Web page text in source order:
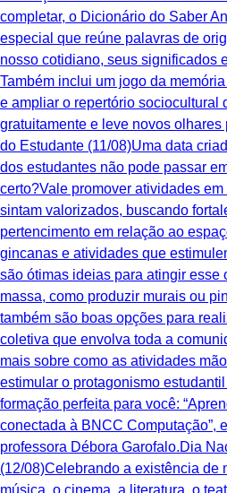
completar, o Dicionário do Saber
especial que reúne palavras de
nosso cotidiano, seus significados
Também inclui um jogo da
e ampliar o repertório sociocultural
gratuitamente e leve novos
do Estudante (11/08)Uma data
dos estudantes não pode passar
certo?Vale promover atividades
sintam valorizados, buscando
pertencimento em relação ao
gincanas e atividades que
são ótimas ideias para atingir esse
massa, como produzir murais ou
também são boas opções para
coletiva que envolva toda a
mais sobre como as atividades
estimular o protagonismo
formação perfeita para você:
conectada à BNCC Computação”,
professora Débora Garofalo.Dia
(12/08)Celebrando a existência de
música, o cinema, a literatura, o